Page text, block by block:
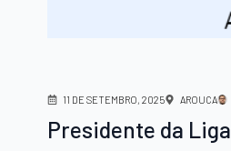
11 DE SETEMBRO, 2025 AROUCA
Presidente da